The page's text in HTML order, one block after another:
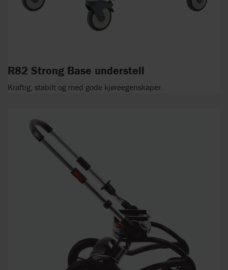
R82 Strong Base understell
Kraftig, stabilt og med gode kjøreegenskaper.